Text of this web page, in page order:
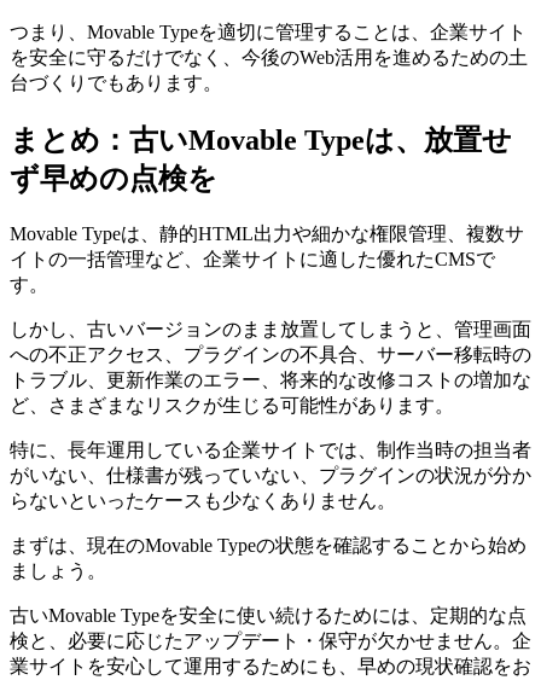
つまり、Movable Typeを適切に管理することは、企業サイト
を安全に守るだけでなく、今後のWeb活用を進めるための土
台づくりでもあります。
まとめ：古いMovable Typeは、放置せ
ず早めの点検を
Movable Typeは、静的HTML出力や細かな権限管理、複数サ
イトの一括管理など、企業サイトに適した優れたCMSで
す。
しかし、古いバージョンのまま放置してしまうと、管理画面
への不正アクセス、プラグインの不具合、サーバー移転時の
トラブル、更新作業のエラー、将来的な改修コストの増加な
ど、さまざまなリスクが生じる可能性があります。
特に、長年運用している企業サイトでは、制作当時の担当者
がいない、仕様書が残っていない、プラグインの状況が分か
らないといったケースも少なくありません。
まずは、現在のMovable Typeの状態を確認することから始め
ましょう。
古いMovable Typeを安全に使い続けるためには、定期的な点
検と、必要に応じたアップデート・保守が欠かせません。企
業サイトを安心して運用するためにも、 早めの現状確認をお